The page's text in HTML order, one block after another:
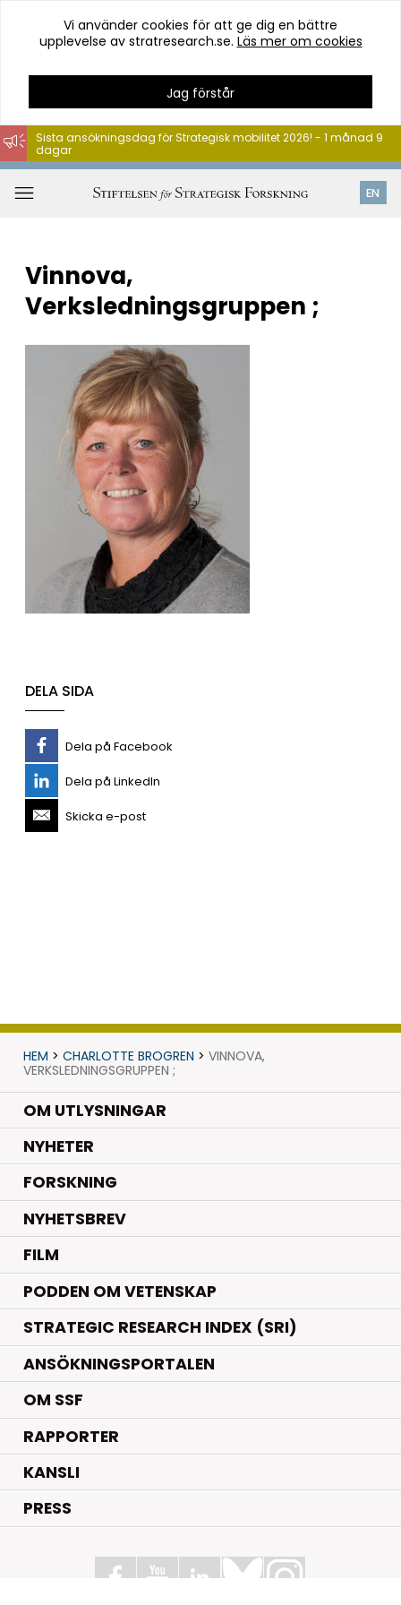
Hoppa
till
innehåll
Vi använder cookies för att ge dig en bättre
upplevelse av stratresearch.se. Läs mer om cookies
Jag förstår
EN
Sista ansökningsdag för Strategisk mobilitet 2026! - 1 månad 9
dagar
Vinnova,
Verksledningsgruppen ;
DELA SIDA
Dela på Facebook
Dela på LinkedIn
Skicka e-post
HEM > CHARLOTTE BROGREN > VINNOVA,
VERKSLEDNINGSGRUPPEN ;
OM UTLYSNINGAR
NYHETER.
FORSKNING.
NYHETSBREV
FILM
PODDEN OM VETENSKAP
STRATEGIC RESEARCH INDEX (SRI)
ANSÖKNINGSPORTALEN
OM SSF
RAPPORTER
KANSLI
PRESS